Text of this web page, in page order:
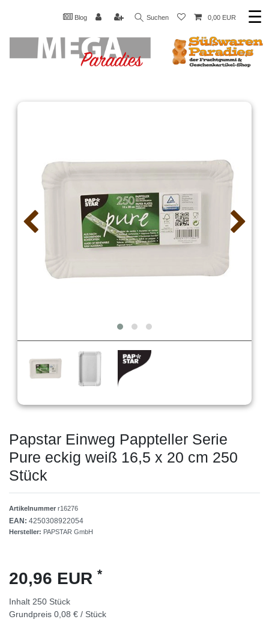
Blog Suchen 0,00 EUR ☰
Papstar Einweg Pappteller Serie
Pure eckig weiß 16,5 x 20 cm 250
Stück
Artikelnummer r16276
EAN: 4250308922054
Hersteller: PAPSTAR GmbH
20,96 EUR *
Inhalt 250 Stück
Grundpreis 0,08 € / Stück